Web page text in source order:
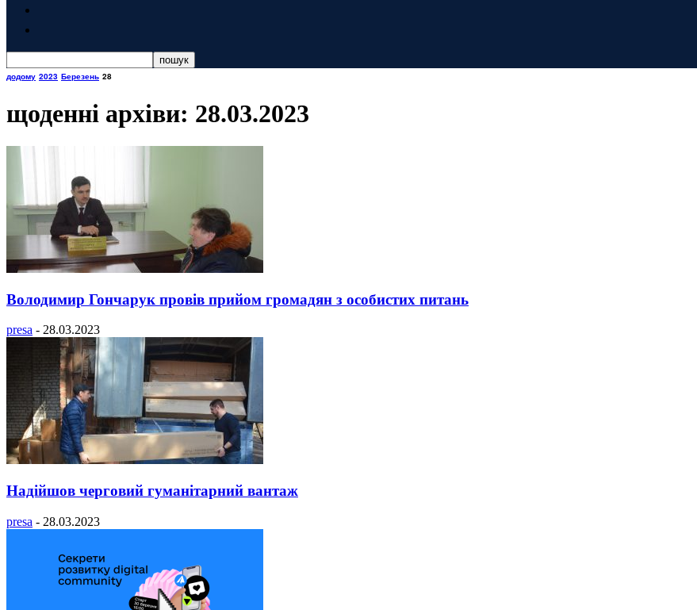
додому 2023 Березень 28
щоденні архіви: 28.03.2023
Володимир Гончарук провів прийом громадян з особистих питань
presa - 28.03.2023
Надійшов черговий гуманітарний вантаж
presa - 28.03.2023